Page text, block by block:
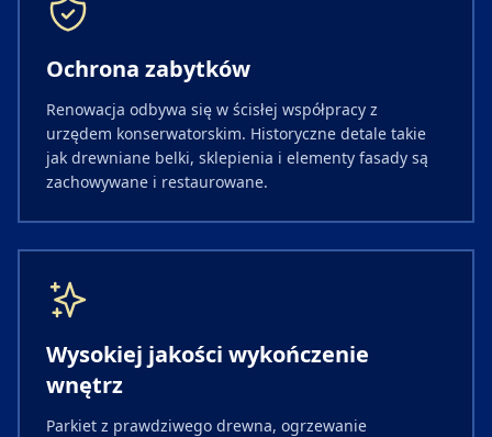
Ochrona zabytków
Renowacja odbywa się w ścisłej współpracy z
urzędem konserwatorskim. Historyczne detale takie
jak drewniane belki, sklepienia i elementy fasady są
zachowywane i restaurowane.
Wysokiej jakości wykończenie
wnętrz
Parkiet z prawdziwego drewna, ogrzewanie